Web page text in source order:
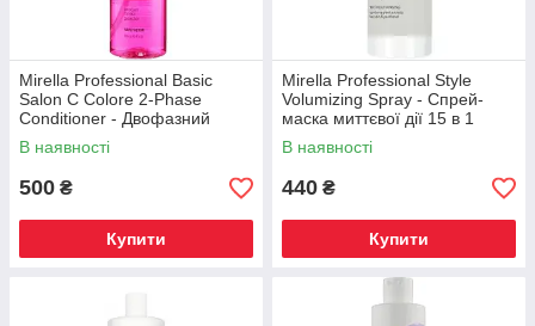
Mirella Professional Basic
Salon C Colore 2-Phase
Conditioner - Двофазний
кондиціонер для
фарбованого волосся з
В наявності
500 ₴
Купити
Mirella Professional Style
Volumizing Spray - Спрей-
маска миттєвої дії 15 в 1
В наявності
440 ₴
Купити